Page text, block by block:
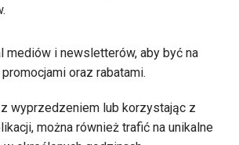
mediów i newsletterów, aby być na
oraz rabatami.
wyprzedzeniem lub korzystając z
można również trafić na unikalne